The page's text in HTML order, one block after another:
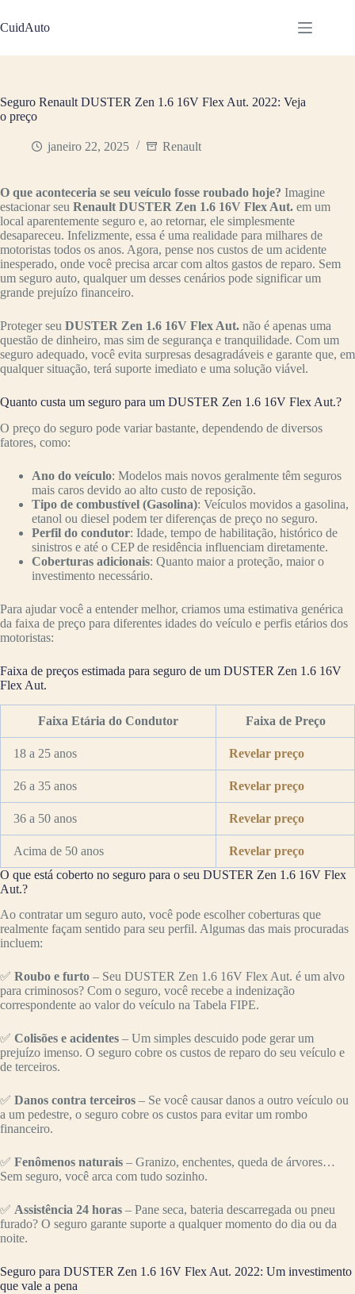
para
o
CuidAuto
Seguro Renault DUSTER Zen 1.6 16V Flex Aut. 2022: Veja
o preço
janeiro 22, 2025 Renault
O que aconteceria se seu veículo fosse roubado hoje? Imagine
estacionar seu Renault DUSTER Zen 1.6 16V Flex Aut. em um
local aparentemente seguro e, ao retornar, ele simplesmente
desapareceu. Infelizmente, essa é uma realidade para milhares de
motoristas todos os anos. Agora, pense nos custos de um acidente
inesperado, onde você precisa arcar com altos gastos de reparo. Sem
um seguro auto, qualquer um desses cenários pode significar um
grande prejuízo financeiro.
Proteger seu DUSTER Zen 1.6 16V Flex Aut. não é apenas uma
questão de dinheiro, mas sim de segurança e tranquilidade. Com um
seguro adequado, você evita surpresas desagradáveis e garante que, em
qualquer situação, terá suporte imediato e uma solução viável.
Quanto custa um seguro para um DUSTER Zen 1.6 16V Flex Aut.?
O preço do seguro pode variar bastante, dependendo de diversos
fatores, como:
Ano do veículo: Modelos mais novos geralmente têm seguros
mais caros devido ao alto custo de reposição.
Tipo de combustível (Gasolina): Veículos movidos a gasolina,
etanol ou diesel podem ter diferenças de preço no seguro.
Perfil do condutor: Idade, tempo de habilitação, histórico de
sinistros e até o CEP de residência influenciam diretamente.
Coberturas adicionais: Quanto maior a proteção, maior o
investimento necessário.
Para ajudar você a entender melhor, criamos uma estimativa genérica
da faixa de preço para diferentes idades do veículo e perfis etários dos
motoristas:
Faixa de preços estimada para seguro de um DUSTER Zen 1.6 16V
Flex Aut.
Faixa Etária do Condutor Faixa de Preço
18 a 25 anos Revelar preço
26 a 35 anos Revelar preço
36 a 50 anos Revelar preço
Acima de 50 anos
Revelar preço
O que está coberto no seguro para o seu DUSTER Zen 1.6 16V Flex
Aut.?
Ao contratar um seguro auto, você pode escolher coberturas que
realmente façam sentido para seu perfil. Algumas das mais procuradas
incluem:
✅ Roubo e furto – Seu DUSTER Zen 1.6 16V Flex Aut. é um alvo
para criminosos? Com o seguro, você recebe a indenização
correspondente ao valor do veículo na Tabela FIPE.
✅ Colisões e acidentes – Um simples descuido pode gerar um
prejuízo imenso. O seguro cobre os custos de reparo do seu veículo e
de terceiros.
✅ Danos contra terceiros – Se você causar danos a outro veículo ou
a um pedestre, o seguro cobre os custos para evitar um rombo
financeiro.
✅ Fenômenos naturais – Granizo, enchentes, queda de árvores…
Sem seguro, você arca com tudo sozinho.
✅ Assistência 24 horas – Pane seca, bateria descarregada ou pneu
furado? O seguro garante suporte a qualquer momento do dia ou da
noite.
Seguro para DUSTER Zen 1.6 16V Flex Aut. 2022: Um investimento
que vale a pena